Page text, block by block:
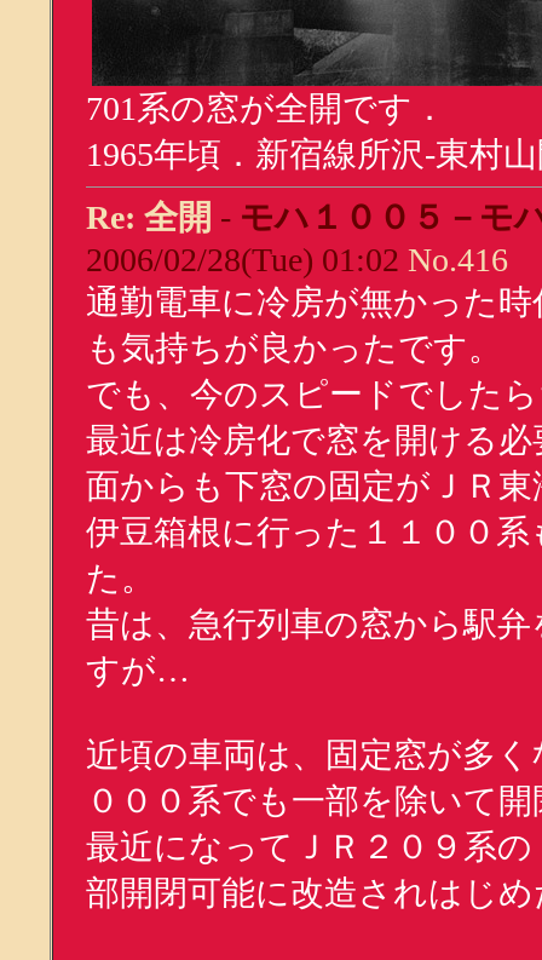
701系の窓が全開です．
1965年頃．新宿線所沢-東村
Re: 全開 - モハ１００５－モ
2006/02/28(Tue) 01:02 No.416
通勤電車に冷房が無かった
も気持ちが良かったです。
でも、今のスピードでした
最近は冷房化で窓を開ける
面からも下窓の固定がＪＲ
伊豆箱根に行った１１００
た。
昔は、急行列車の窓から駅
すが…
近頃の車両は、固定窓が多
０００系でも一部を除いて
最近になってＪＲ２０９系
部開閉可能に改造されはじ